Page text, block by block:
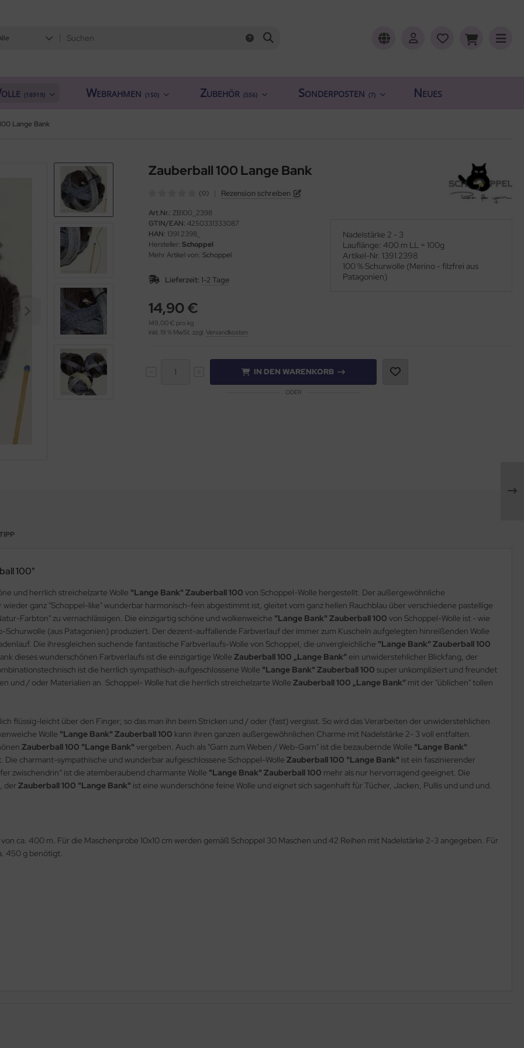
(18919) Webrahmen (150) Zubehör (556) Sonderposten (7) Neues
Lange Bank
Zauberball 100 Lange Bank
(0) Rezension schreiben
Art.Nr.: ZB100_2398
GTIN/EAN: 4250331333087
HAN: 1391 2398_
Hersteller: Schoppel
Mehr Artikel von: Schoppel
Lieferzeit: 1-2 Tage
14,90 €
149,00 € pro kg
inkl. 19 % MwSt. zzgl. Versandkosten
Nadelstärke 2 - 3
Lauflänge: 400 m LL = 100g
Artikel-Nr. 1391 2398
100 % Schurwolle (Merino - filzfrei aus
Patagonien)
IN DEN WARENKORB
ODER
100"
und herrlich streichelzarte Wolle "Lange Bank" Zauberball 100 von Schoppel-Wolle hergestellt. Der außergewöhnliche
wieder ganz "Schoppel-like" wunderbar harmonisch-fein abgestimmt ist, gleitet vom ganz hellen Rauchblau über verschiedene pastellige
Farbton" zu vernachlässigen. Die einzigartig schöne und wolkenweiche "Lange Bank" Zauberball 100 von Schoppel-Wolle ist - wie
Schurwolle (aus Patagonien) produziert. Der dezent-auffallende Farbverlauf der immer zum Kuscheln aufgelegten hinreißenden Wolle
Die ihresgleichen suchende fantastische Farbverlaufs-Wolle von Schoppel, die unvergleichliche "Lange Bank" Zauberball 100
dieses wunderschönen Farbverlaufs ist die einzigartige Wolle Zauberball 100 „Lange Bank“ ein unwiderstehlicher Blickfang, der
ist die herrlich sympathisch-aufgeschlossene Wolle "Lange Bank" Zauberball 100 super unkompliziert und freundet
und / oder Materialien an. Schoppel- Wolle hat die herrlich streichelzarte Wolle Zauberball 100 „Lange Bank“ mit der "üblichen" tollen
flüssig-leicht über den Finger; so das man ihn beim Stricken und / oder (fast) vergisst. So wird das Verarbeiten der unwiderstehlichen
Wolle "Lange Bank" Zauberball 100 kann ihren ganzen außergewöhnlichen Charme mit Nadelstärke 2- 3 voll entfalten.
Zauberball 100 "Lange Bank" vergeben. Auch als "Garn zum Weben / Web-Garn" ist die bezaubernde Wolle "Lange Bank"
Die charmant-sympathische und wunderbar aufgeschlossene Schoppel-Wolle Zauberball 100 "Lange Bank" ist ein faszinierender
zwischendrin“ ist die atemberaubend charmante Wolle "Lange Bnak" Zauberball 100 mehr als nur hervorragend geeignet. Die
der Zauberball 100 "Lange Bank" ist eine wunderschöne feine Wolle und eignet sich sagenhaft für Tücher, Jacken, Pullis und und und.
ca. 400 m. Für die Maschenprobe 10x10 cm werden gemäß Schoppel 30 Maschen und 42 Reihen mit Nadelstärke 2-3 angegeben. Für
450 g benötigt.